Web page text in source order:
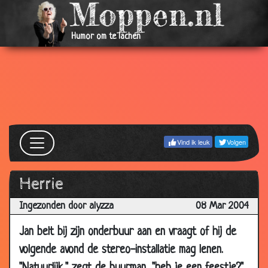
Humor om te lachen
Vind ik leuk Volgen
Herrie
Ingezonden door alyzza 08 Mar 2004
Jan belt bij zijn onderbuur aan en vraagt of hij de
volgende avond de stereo-installatie mag lenen.
2006
04 Apr
2006
Veteraan?
31 Mar
2006
3.47
29 Mar
2006
De goochelaar 2.49
27 Mar
...humor 3.81
2006
Goed nieuws 3.51